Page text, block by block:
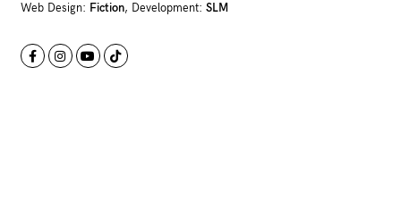
Web Design: Fiction, Development: SLM